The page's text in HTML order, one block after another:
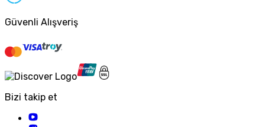
Güvenli Alışveriş
Bizi takip et